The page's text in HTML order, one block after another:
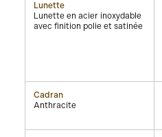
Lunette
Lunette en acier inoxydable
avec finition polie et satinée
Cadran
Anthracite